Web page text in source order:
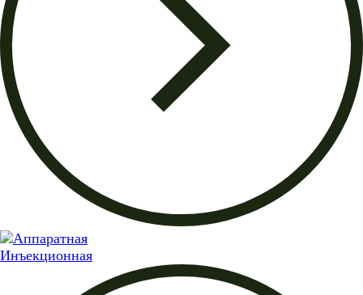
Инъекционная